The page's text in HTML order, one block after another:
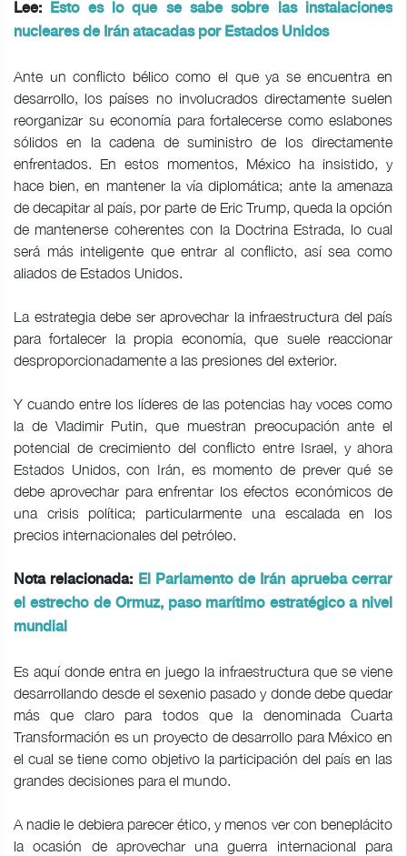
Lee: Esto es lo que se sabe sobre las instalaciones
nucleares de Irán atacadas por Estados Unidos
Ante un conflicto bélico como el que ya se encuentra en
desarrollo, los países no involucrados directamente suelen
reorganizar su economía para fortalecerse como eslabones
sólidos en la cadena de suministro de los directamente
enfrentados. En estos momentos, México ha insistido, y
hace bien, en mantener la vía diplomática; ante la amenaza
de decapitar al país, por parte de Eric Trump, queda la opción
de mantenerse coherentes con la Doctrina Estrada, lo cual
será más inteligente que entrar al conflicto, así sea como
aliados de Estados Unidos.
La estrategia debe ser aprovechar la infraestructura del país
para fortalecer la propia economía, que suele reaccionar
desproporcionadamente a las presiones del exterior.
Y cuando entre los líderes de las potencias hay voces como
la de Vladimir Putin, que muestran preocupación ante el
potencial de crecimiento del conflicto entre Israel, y ahora
Estados Unidos, con Irán, es momento de prever qué se
debe aprovechar para enfrentar los efectos económicos de
una crisis política; particularmente una escalada en los
precios internacionales del petróleo.
Nota relacionada: El Parlamento de Irán aprueba cerrar
el estrecho de Ormuz, paso marítimo estratégico a nivel
mundial
Es aquí donde entra en juego la infraestructura que se viene
desarrollando desde el sexenio pasado y donde debe quedar
más que claro para todos que la denominada Cuarta
Transformación es un proyecto de desarrollo para México en
el cual se tiene como objetivo la participación del país en las
grandes decisiones para el mundo.
A nadie le debiera parecer ético, y menos ver con beneplácito
la ocasión de aprovechar una guerra internacional para